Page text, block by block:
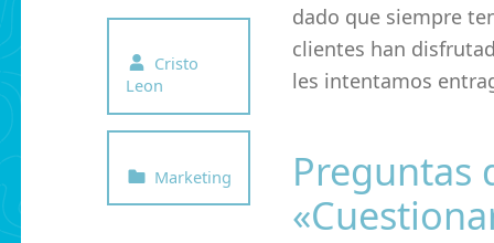
Written by:
Cristo
Leon
Marketing
dado que siempre
clientes han
les intentamos
Preguntas